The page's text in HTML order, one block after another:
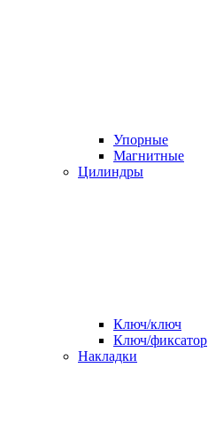
Упорные
Магнитные
Цилиндры
Ключ/ключ
Ключ/фиксатор
Накладки